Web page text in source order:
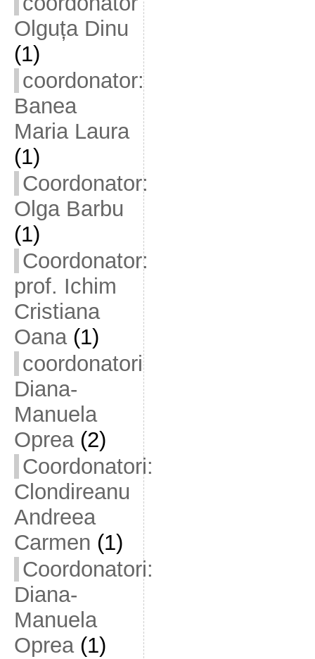
Olguța Dinu
(1)
coordonator:
Banea
Maria Laura
(1)
Coordonator:
Olga Barbu
(1)
Coordonator:
prof. Ichim
Cristiana
Oana(1)
coordonatori
Diana-
Manuela
Oprea(2)
Coordonatori:
Clondireanu
Andreea
Carmen (1)
Coordonatori:
Diana-
Manuela
Oprea(1)